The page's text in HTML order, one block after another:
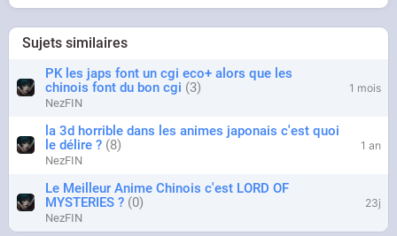
Sujets similaires
PK les japs font un cgi eco+ alors que les
chinois font du bon cgi 3
NezFIN
1 mois
la 3d horrible dans les animes japonais c'est quoi
le délire ? 8
NezFIN
1 an
Le Meilleur Anime Chinois c'est LORD OF
MYSTERIES ? 0
NezFIN
23j